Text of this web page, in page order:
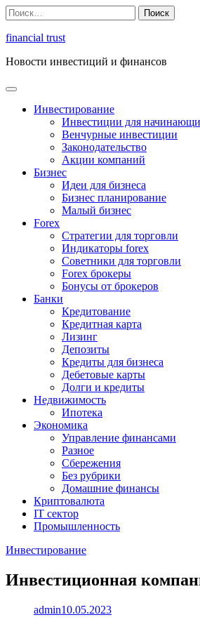
Перейти
к
содержимому
Найти:
financial trust
Новости инвестиций и финансов
Инвестирование
Инвестиции для
Венчурные инвестиции
Законодательство
Акции компаний
Бизнес
Идеи для бизнеса
Бизнес планирование
Малый бизнес
Forex
Стратегии для торговли
Индикаторы forex
Советники для торговли
Forex брокеры
Бонусы от брокеров
Банки
Кредитование
Кредитная карта
Лизинг
Депозиты
Кредиты для бизнеса
Дебетовые карты
Долги и кредиты
Недвижимость
Ипотека
Экономика
Управление финансами
Разное
Сбережения
Без рубрики
Домашние финансы
Криптовалюта
IT сектор
Промышленность
Инвестирование
Инвестиционная
admin10.05.2023